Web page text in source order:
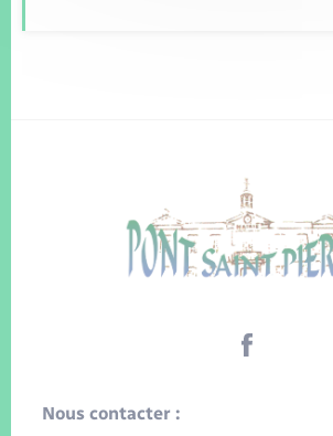
Nous contacter :